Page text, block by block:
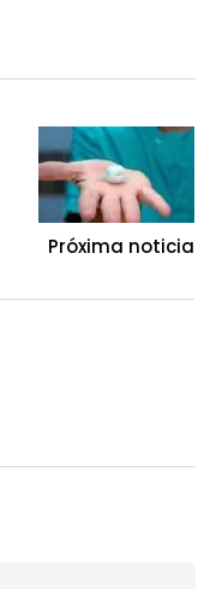
Próxima noticia